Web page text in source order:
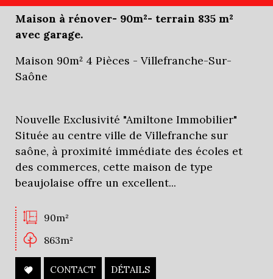
Maison à rénover- 90m²- terrain 835 m²
avec garage.
Maison 90m² 4 Pièces - Villefranche-Sur-
Saône
Nouvelle Exclusivité "Amiltone Immobilier"
Située au centre ville de Villefranche sur
saône, à proximité immédiate des écoles et
des commerces, cette maison de type
beaujolaise offre un excellent...
90m²
863m²
CONTACT DÉTAILS